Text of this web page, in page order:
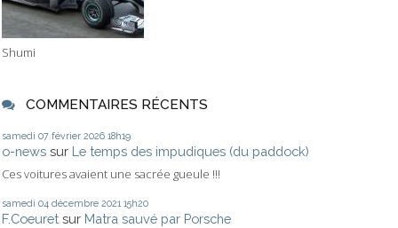
Shumi
COMMENTAIRES RÉCENTS
samedi 07 février 2026 18h19
o-news sur Le temps des impudiques (du paddock)
Ces voitures avaient une sacrée gueule !!!
samedi 04 décembre 2021 15h20
F.Coeuret sur Matra sauvé par Porsche